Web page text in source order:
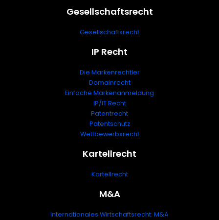
Gesellschaftsrecht
Gesellschaftsrecht
IP Recht
Die Markenrechtler
Domainrecht
Einfache Markenanmeldung
IP/IT Recht
Patentrecht
Patentschutz
Wettbewerbsrecht
Kartellrecht
Kartellrecht
M&A
Internationales Wirtschaftsrecht: M&A